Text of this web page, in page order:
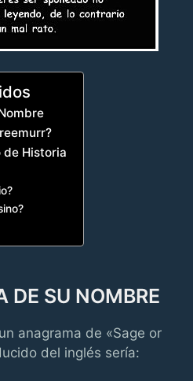
de Historia
DE SU NOMBRE
anagrama de «Sage or
del inglés sería: